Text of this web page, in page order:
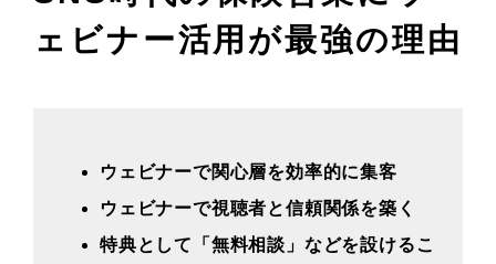
ェビナー活用が最強の理由
ウェビナーで関心層を効率的に集客
ウェビナーで視聴者と信頼関係を築く
特典として「無料相談」などを設けるこ